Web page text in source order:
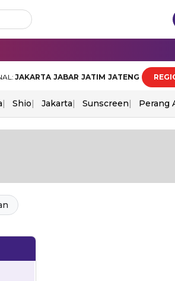
JAKARTA JABAR JATIM JATENG
Shio Jakarta Sunscreen Perang